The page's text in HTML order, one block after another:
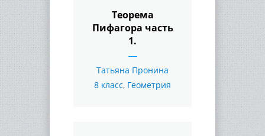
Теорема
Пифагора часть
1.
Татьяна Пронина
8 класс, Геометрия